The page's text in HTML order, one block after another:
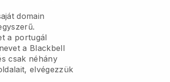
domain
a portugál
a Blackbell
csak néhány
elvégezzük